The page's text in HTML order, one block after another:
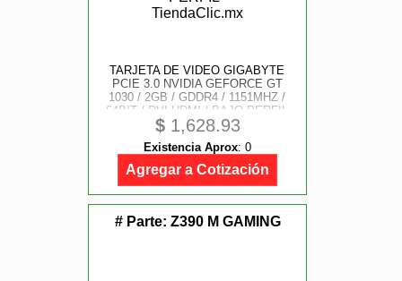
TARJETA DE VIDEO GIGABYTE
PCIE 3.0 NVIDIA GEFORCE GT
1030 / 2GB / GDDR4 / 1151MHZ /
64BIT / DVI HDMI / BAJO PERFIL
$1,628.93
Existencia Aprox: 0
Agregar a Cotización
# Parte: Z390 M GAMING